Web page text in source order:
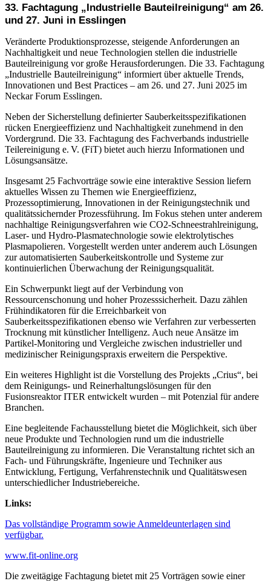
33. Fachtagung „Industrielle Bauteilreinigung“ am 26.
und 27. Juni in Esslingen
Veränderte Produktionsprozesse, steigende Anforderungen an
Nachhaltigkeit und neue Technologien stellen die industrielle
Bauteilreinigung vor große Herausforderungen. Die 33. Fachtagung
„Industrielle Bauteilreinigung“ informiert über aktuelle Trends,
Innovationen und Best Practices – am 26. und 27. Juni 2025 im
Neckar Forum Esslingen.
Neben der Sicherstellung definierter Sauberkeitsspezifikationen
rücken Energieeffizienz und Nachhaltigkeit zunehmend in den
Vordergrund. Die 33. Fachtagung des Fachverbands industrielle
Teilereinigung e. V. (FiT) bietet auch hierzu Informationen und
Lösungsansätze.
Insgesamt 25 Fachvorträge sowie eine interaktive Session liefern
aktuelles Wissen zu Themen wie Energieeffizienz,
Prozessoptimierung, Innovationen in der Reinigungstechnik und
qualitätssichernder Prozessführung. Im Fokus stehen unter anderem
nachhaltige Reinigungsverfahren wie CO2-Schneestrahlreinigung,
Laser- und Hydro-Plasmatechnologie sowie elektrolytisches
Plasmapolieren. Vorgestellt werden unter anderem auch Lösungen
zur automatisierten Sauberkeitskontrolle und Systeme zur
kontinuierlichen Überwachung der Reinigungsqualität.
Ein Schwerpunkt liegt auf der Verbindung von
Ressourcenschonung und hoher Prozesssicherheit. Dazu zählen
Frühindikatoren für die Erreichbarkeit von
Sauberkeitsspezifikationen ebenso wie Verfahren zur verbesserten
Trocknung mit künstlicher Intelligenz. Auch neue Ansätze im
Partikel-Monitoring und Vergleiche zwischen industrieller und
medizinischer Reinigungspraxis erweitern die Perspektive.
Ein weiteres Highlight ist die Vorstellung des Projekts „Crius“, bei
dem Reinigungs- und Reinerhaltungslösungen für den
Fusionsreaktor ITER entwickelt wurden – mit Potenzial für andere
Branchen.
Eine begleitende Fachausstellung bietet die Möglichkeit, sich über
neue Produkte und Technologien rund um die industrielle
Bauteilreinigung zu informieren. Die Veranstaltung richtet sich an
Fach- und Führungskräfte, Ingenieure und Techniker aus
Entwicklung, Fertigung, Verfahrenstechnik und Qualitätswesen
unterschiedlicher Industriebereiche.
Links:
Das vollständige Programm sowie Anmeldeunterlagen sind
verfügbar.
www.fit-online.org
Die zweitägige Fachtagung bietet mit 25 Vorträgen sowie einer